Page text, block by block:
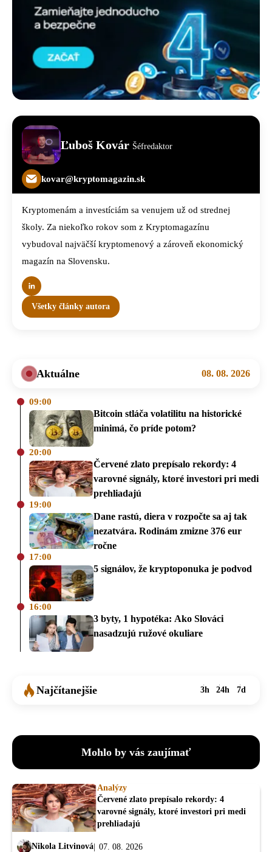
Ľuboš Kovár Šéfredaktor
kovar@kryptomagazin.sk
Kryptomenám a investíciám sa venujem už od strednej
školy. Za niekoľko rokov som z Kryptomagazínu
vybudoval najväčší kryptomenový a zároveň ekonomický
magazín na Slovensku.
Všetky články autora
Aktuálne 08. 08. 2026
09:00
Bitcoin stláča volatilitu na historické
minimá, čo príde potom?
20:00
Červené zlato prepísalo rekordy: 4
varovné signály, ktoré investori pri medi
prehliadajú
19:00
Dane rastú, diera v rozpočte sa aj tak
nezatvára. Rodinám zmizne 376 eur
ročne
17:00
5 signálov, že kryptoponuka je podvod
16:00
3 byty, 1 hypotéka: Ako Slováci
nasadzujú ružové okuliare
Najčítanejšie 3h 24h 7d
Mohlo by vás zaujímať
Analýzy
Červené zlato prepísalo rekordy: 4
varovné signály, ktoré investori pri medi
prehliadajú
Nikola Litvinová 07. 08. 2026